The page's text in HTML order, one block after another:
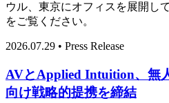
ウル、東京にオフィスを展開し
をご覧ください。
2026.07.29 • Press Release
AVとApplied Intuition、無
向け戦略的提携を締結